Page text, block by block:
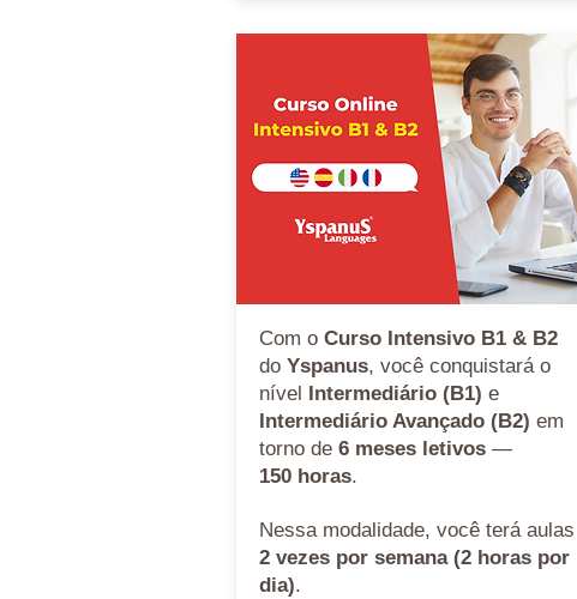
Com o Curso Intensivo B1 & B2
do Yspanus, você conquistará o
nível Intermediário (B1) e
Intermediário Avançado (B2) em
torno de 6 meses letivos —
150 horas.
Nessa modalidade, você terá aulas
2 vezes por semana (2 horas por
dia).